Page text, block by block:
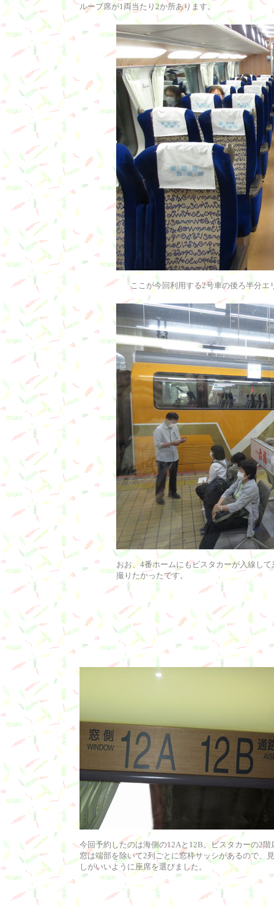
ループ席が1両当たり2か所あります。
ここが今回利用する2号車の後ろ半分
おお、4番ホームにもビスタカーが入線し
撮りたかったです。
今回予約したのは海側の12Aと12B。ビスタカーの2階
窓は端部を除いて2列ごとに窓枠サッシがあるので、
しがいいように座席を選びました。